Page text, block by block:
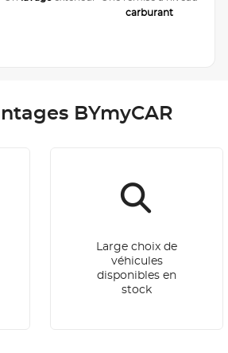
carburant
BYmyCAR
Large choix de
véhicules
disponibles en
stock